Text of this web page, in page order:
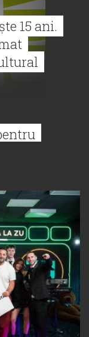
15 ani.
oficial